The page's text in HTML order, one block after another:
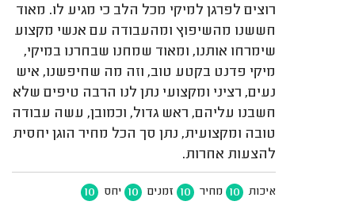
רוצים לפרגן למיקי מכל הלב כי מגיע לו. מאוד
חששנו מהשיפוץ ומהעבודה עם אנשי מקצוע
שימרחו אותנו, ומאוד שמחנו שבחרנו במיקי,
מיקי פדנט בקטע טוב, וזה מה שחיפשנו, איש
נעים, רציני ומקצועי נתן לנו הרבה טיפים שלא
חשבנו עליהם, ראש גדול, וכמובן, עשה עבודה
טובה ומקצועית, נתן סך הכל מחיר הוגן יחסית
להצעות אחרות.
איכות 10 מחיר 10 זמנים 10 יחס 10